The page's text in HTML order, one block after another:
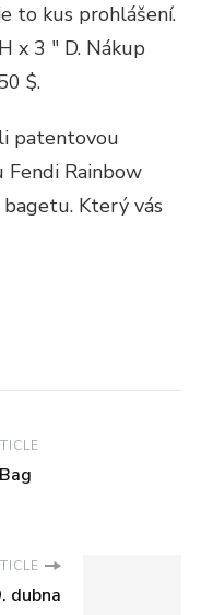
to kus prohlášení.
x 3 ″ D. Nákup
$.
patentovou
Fendi Rainbow
Který vás
dubna